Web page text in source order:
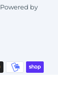
Powered by